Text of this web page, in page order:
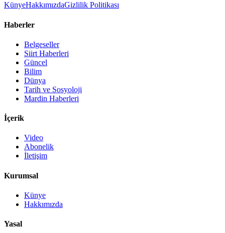
KünyeHakkımızdaGizlilik Politikası
Haberler
Belgeseller
Siirt Haberleri
Güncel
Bilim
Dünya
Tarih ve Sosyoloji
Mardin Haberleri
İçerik
Video
Abonelik
İletişim
Kurumsal
Künye
Hakkımızda
Yasal